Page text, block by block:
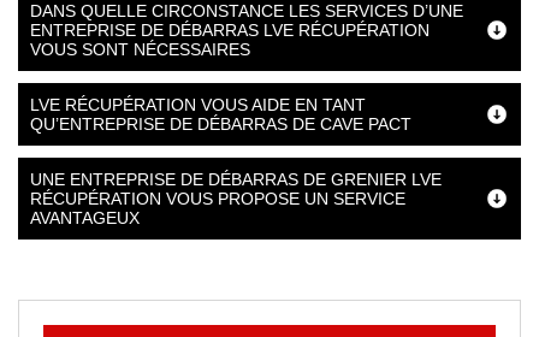
DANS QUELLE CIRCONSTANCE LES SERVICES D’UNE
ENTREPRISE DE DÉBARRAS LVE RÉCUPÉRATION
VOUS SONT NÉCESSAIRES
LVE RÉCUPÉRATION VOUS AIDE EN TANT
QU’ENTREPRISE DE DÉBARRAS DE CAVE PACT
UNE ENTREPRISE DE DÉBARRAS DE GRENIER LVE
RÉCUPÉRATION VOUS PROPOSE UN SERVICE
AVANTAGEUX